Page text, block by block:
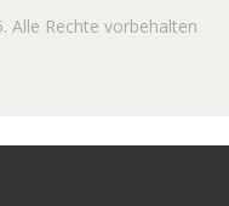
Alle Rechte vorbehalten